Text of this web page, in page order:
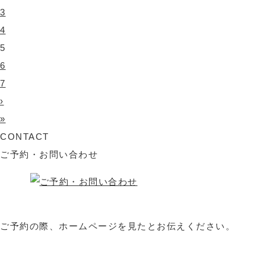
3
4
5
6
7
›
»
CONTACT
ご予約・お問い合わせ
ご予約の際、ホームページを見たとお伝えください。